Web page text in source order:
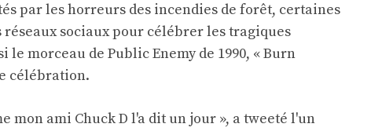
par les horreurs des incendies de forêt, certaines
réseaux sociaux pour célébrer les tragiques
morceau de Public Enemy de 1990, « Burn
célébration.
mon ami Chuck D l'a dit un jour », a tweeté l'un